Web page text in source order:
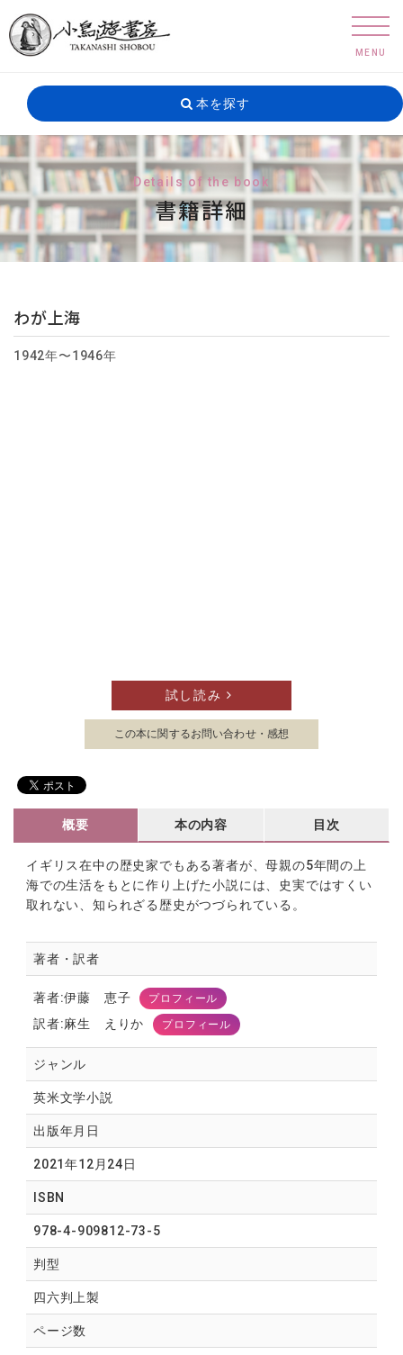
本を探す
Details of the book
書籍詳細
わが上海
1942年〜1946年
試し読み
この本に関するお問い合わせ・感想
概要 本の内容 目次
イギリス在中の歴史家でもある著者が、母親の5年間の上
海での生活をもとに作り上げた小説には、史実ではすくい
取れない、知られざる歴史がつづられている。
著者・訳者
著者:伊藤 恵子 プロフィール
訳者:麻生 えりか プロフィール
ジャンル
英米文学小説
出版年月日
2021年12月24日
ISBN
978-4-909812-73-5
判型
四六判上製
ページ数
MENU